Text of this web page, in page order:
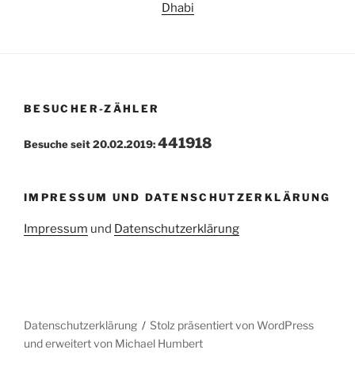
Dhabi
BESUCHER-ZÄHLER
Besuche seit 20.02.2019:441918
IMPRESSUM UND DATENSCHUTZERKLÄRUNG
Impressum und Datenschutzerklärung
Datenschutzerklärung
Stolz präsentiert von WordPress
und erweitert von Michael Humbert